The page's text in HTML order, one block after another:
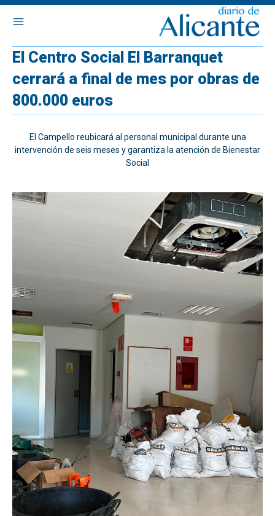
El Centro Social El Barranquet
cerrará a final de mes por obras de
800.000 euros
El Campello reubicará al personal municipal durante una
intervención de seis meses y garantiza la atención de Bienestar
Social